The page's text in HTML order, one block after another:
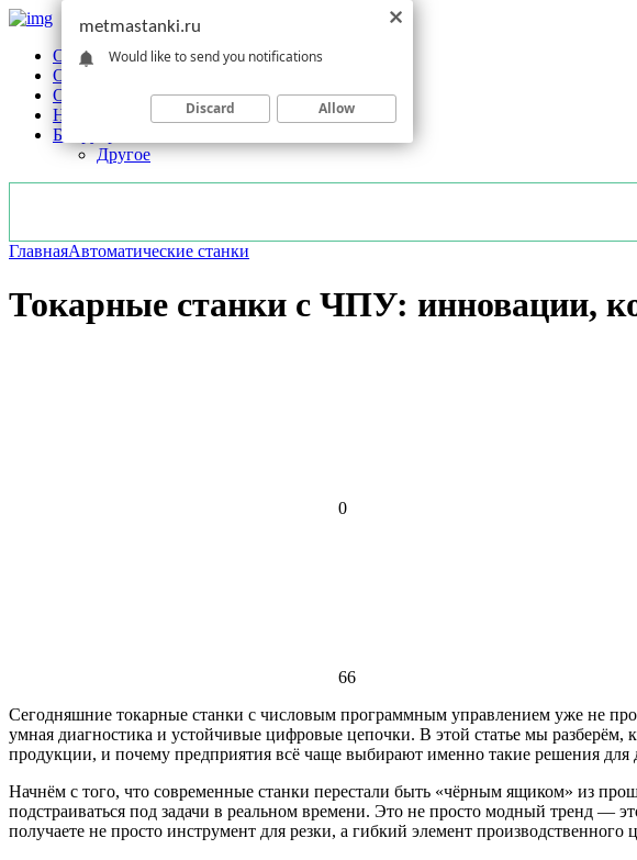
Обзоры станков
Оборудование
Обработка
Новости отрасли
Без рубрики
Другое
ГлавнаяАвтоматические станки
Токарные станки с ЧПУ: инновации,
0
66
Сегодняшние токарные станки с числовым программным управлением уже не
умная диагностика и устойчивые цифровые цепочки. В этой статье мы разберём,
продукции, и почему предприятия всё чаще выбирают именно такие решения для
Начнём с того, что современные станки перестали быть «чёрным ящиком» из
подстраиваться под задачи в реальном времени. Это не просто модный тренд —
получаете не просто инструмент для резки, а гибкий элемент
metmastanki.ru
Would like to send you notifications
Discard Allow